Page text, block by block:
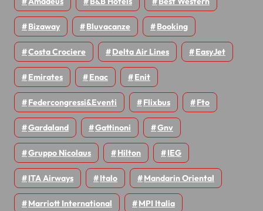
Bizaway Bluvacanze Booking
Costa Crociere Delta Air Lines EasyJet
Emirates Enac Enit
Federcongressi&eventi Flixbus Fto
Gardaland Gattinoni Gnv
Gruppo Nicolaus Hilton IEG
ITA Airways Italo Mandarin Oriental
Marriott International MPI Italia